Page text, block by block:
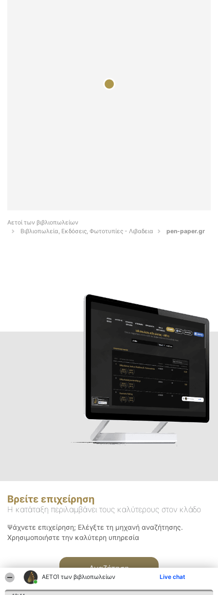
ΑΕΤΟΊ των βιβλιοπωλείων Live chat
Αετοί των βιβλιοπωλείων
Βιβλιοπωλεία, Εκδόσεις, Φωτοτυπίες - Λιβαδεια
pen-paper.gr
Βρείτε επιχείρηση
Η κατάταξη περιλαμβάνει τους καλύτερους στον κλάδο
Ψάχνετε επιχείρηση; Ελέγξτε τη μηχανή αναζήτησης.
Χρησιμοποιήστε την καλύτερη υπηρεσία
Αναζήτηση